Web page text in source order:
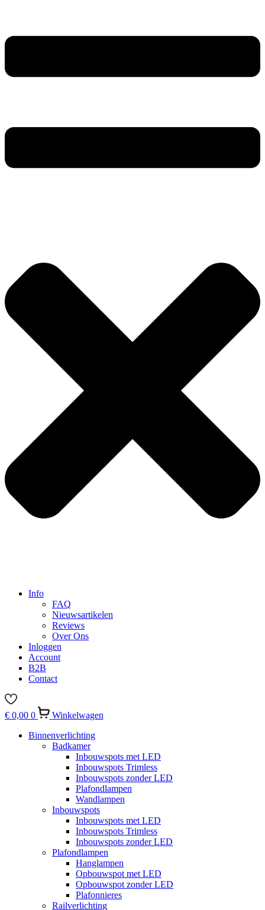
Info
FAQ
Nieuwsartikelen
Reviews
Over Ons
Inloggen
Account
B2B
Contact
€ 0,00 0
Winkelwagen
Binnenverlichting
Badkamer
Inbouwspots met LED
Inbouwspots Trimless
Inbouwspots zonder LED
Plafondlampen
Wandlampen
Inbouwspots
Inbouwspots met LED
Inbouwspots Trimless
Inbouwspots zonder LED
Plafondlampen
Hanglampen
Opbouwspot met LED
Opbouwspot zonder LED
Plafonnieres
Railverlichting